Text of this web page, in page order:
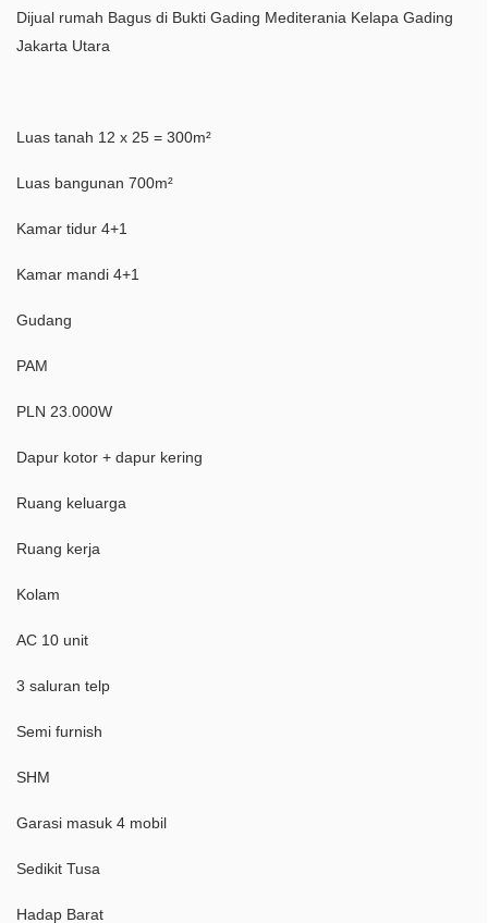
Dijual rumah Bagus di Bukti Gading Mediterania Kelapa Gading
Jakarta Utara
Luas tanah 12 x 25 = 300m²
Luas bangunan 700m²
Kamar tidur 4+1
Kamar mandi 4+1
Gudang
PAM
PLN 23.000W
Dapur kotor + dapur kering
Ruang keluarga
Ruang kerja
Kolam
AC 10 unit
3 saluran telp
Semi furnish
SHM
Garasi masuk 4 mobil
Sedikit Tusa
Hadap Barat